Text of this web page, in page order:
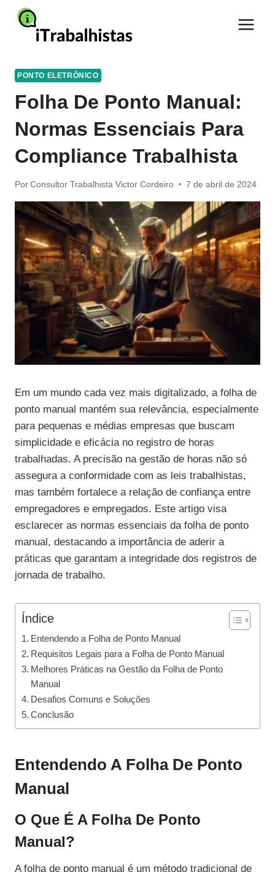
Pular
para
PONTO ELETRÔNICO
Folha De Ponto Manual:
Normas Essenciais Para
Compliance Trabalhista
Por Consultor Trabalhista Victor Cordeiro 7 de abril de 2024
Em um mundo cada vez mais digitalizado, a folha de
ponto manual mantém sua relevância, especialmente
para pequenas e médias empresas que buscam
simplicidade e eficácia no registro de horas
trabalhadas. A precisão na gestão de horas não só
assegura a conformidade com as leis trabalhistas,
mas também fortalece a relação de confiança entre
empregadores e empregados. Este artigo visa
esclarecer as normas essenciais da folha de ponto
manual, destacando a importância de aderir a
práticas que garantam a integridade dos registros de
jornada de trabalho.
Índice
Entendendo a Folha de Ponto Manual
Requisitos Legais para a Folha de Ponto Manual
Melhores Práticas na Gestão da Folha de Ponto
Manual
Desafios Comuns e Soluções
Conclusão
Entendendo A Folha De Ponto
Manual
O Que É A Folha De Ponto
Manual?
A folha de ponto manual é um método tradicional de